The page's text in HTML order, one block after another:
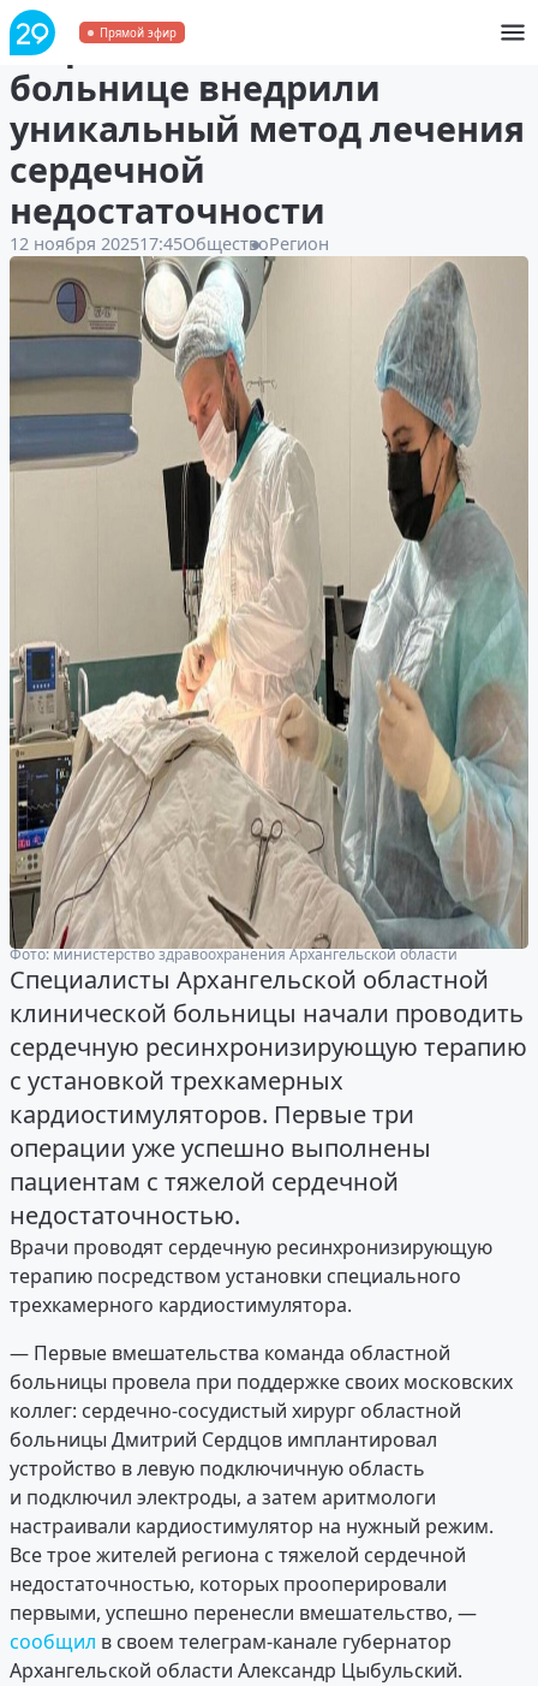
Прямой эфир
В Архангельской областной
больнице внедрили
уникальный метод лечения
сердечной
недостаточности
12 ноября 202517:45ОбществоРегион
Фото: министерство здравоохранения Архангельской области
Специалисты Архангельской областной
клинической больницы начали проводить
сердечную ресинхронизирующую терапию
с установкой трехкамерных
кардиостимуляторов. Первые три
операции уже успешно выполнены
пациентам с тяжелой сердечной
недостаточностью.
Врачи проводят сердечную ресинхронизирующую
терапию посредством установки специального
трехкамерного кардиостимулятора.
— Первые вмешательства команда областной
больницы провела при поддержке своих московских
коллег: сердечно-сосудистый хирург областной
больницы Дмитрий Сердцов имплантировал
устройство в левую подключичную область
и подключил электроды, а затем аритмологи
настраивали кардиостимулятор на нужный режим.
Все трое жителей региона с тяжелой сердечной
недостаточностью, которых прооперировали
первыми, успешно перенесли вмешательство, —
сообщил в своем телеграм-канале губернатор
Архангельской области Александр Цыбульский.